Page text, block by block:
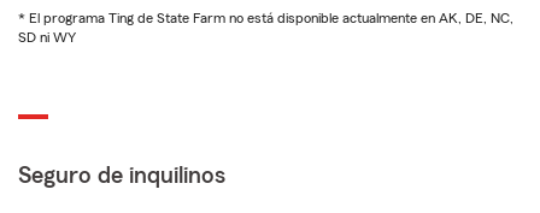
* El programa Ting de State Farm no está disponible actualmente en AK, DE, NC,
SD ni WY
Seguro de inquilinos